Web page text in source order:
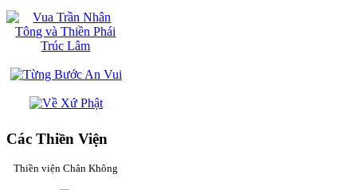
Các Thiền Viện
Thiền viện Chân Không